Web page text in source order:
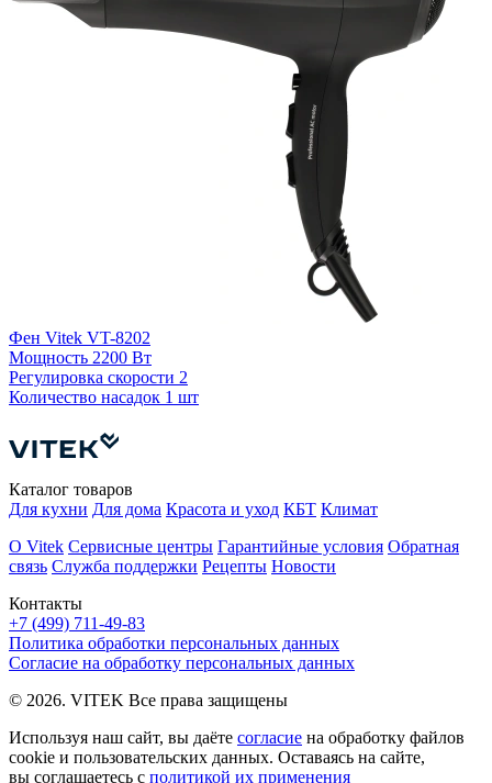
Фен Vitek VT-8202
Мощность 2200 Вт
Регулировка скорости 2
Количество насадок 1 шт
Контакты
+7 (499) 711-49-83
Каталог товаров
Для кухни Для дома Красота и уход КБТ Климат
О Vitek Сервисные центры Гарантийные условия Обратная
связь Служба поддержки Рецепты Новости
Политика обработки персональных данных
Согласие на обработку персональных данных
© 2026. VITEK Все права защищены
Используя наш сайт, вы даёте согласие на обработку файлов
cookie и пользовательских данных. Оставаясь на сайте,
вы соглашаетесь с политикой их применения